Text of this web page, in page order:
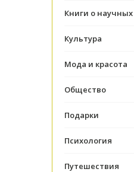
Книги о
Культура
Мода и красота
Общество
Подарки
Психология
Путешествия